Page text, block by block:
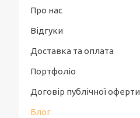
Про нас
Відгуки
Доставка та оплата
Портфоліо
Договір публічної оферти
Блог